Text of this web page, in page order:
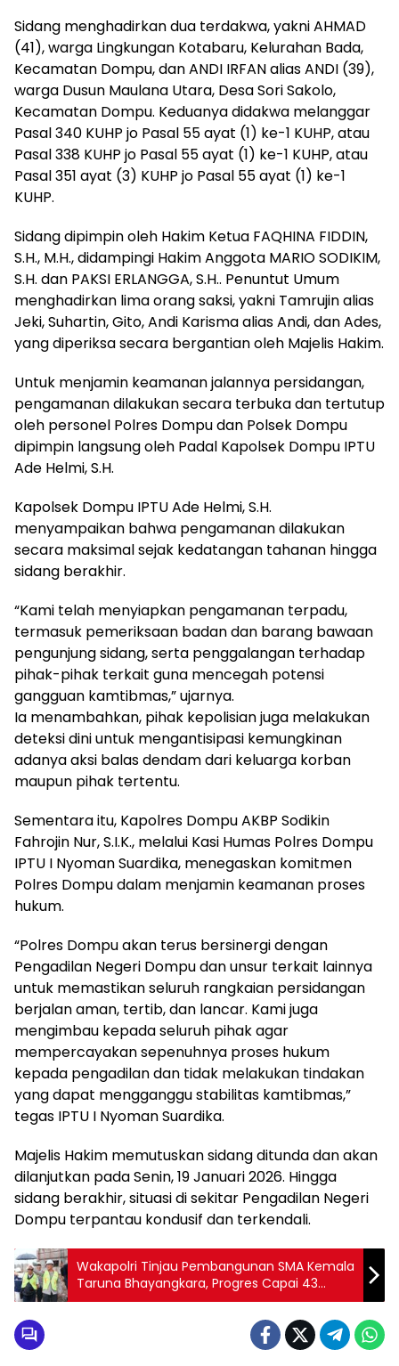
Sidang menghadirkan dua terdakwa, yakni AHMAD
(41), warga Lingkungan Kotabaru, Kelurahan Bada,
Kecamatan Dompu, dan ANDI IRFAN alias ANDI (39),
warga Dusun Maulana Utara, Desa Sori Sakolo,
Kecamatan Dompu. Keduanya didakwa melanggar
Pasal 340 KUHP jo Pasal 55 ayat (1) ke-1 KUHP, atau
Pasal 338 KUHP jo Pasal 55 ayat (1) ke-1 KUHP, atau
Pasal 351 ayat (3) KUHP jo Pasal 55 ayat (1) ke-1
KUHP.
Sidang dipimpin oleh Hakim Ketua FAQHINA FIDDIN,
S.H., M.H., didampingi Hakim Anggota MARIO SODIKIM,
S.H. dan PAKSI ERLANGGA, S.H.. Penuntut Umum
menghadirkan lima orang saksi, yakni Tamrujin alias
Jeki, Suhartin, Gito, Andi Karisma alias Andi, dan Ades,
yang diperiksa secara bergantian oleh Majelis Hakim.
Untuk menjamin keamanan jalannya persidangan,
pengamanan dilakukan secara terbuka dan tertutup
oleh personel Polres Dompu dan Polsek Dompu
dipimpin langsung oleh Padal Kapolsek Dompu IPTU
Ade Helmi, S.H.
Kapolsek Dompu IPTU Ade Helmi, S.H.
menyampaikan bahwa pengamanan dilakukan
secara maksimal sejak kedatangan tahanan hingga
sidang berakhir.
“Kami telah menyiapkan pengamanan terpadu,
termasuk pemeriksaan badan dan barang bawaan
pengunjung sidang, serta penggalangan terhadap
pihak-pihak terkait guna mencegah potensi
gangguan kamtibmas,” ujarnya.
Ia menambahkan, pihak kepolisian juga melakukan
deteksi dini untuk mengantisipasi kemungkinan
adanya aksi balas dendam dari keluarga korban
maupun pihak tertentu.
Sementara itu, Kapolres Dompu AKBP Sodikin
Fahrojin Nur, S.I.K., melalui Kasi Humas Polres Dompu
IPTU I Nyoman Suardika, menegaskan komitmen
Polres Dompu dalam menjamin keamanan proses
hukum.
“Polres Dompu akan terus bersinergi dengan
Pengadilan Negeri Dompu dan unsur terkait lainnya
untuk memastikan seluruh rangkaian persidangan
berjalan aman, tertib, dan lancar. Kami juga
mengimbau kepada seluruh pihak agar
mempercayakan sepenuhnya proses hukum
kepada pengadilan dan tidak melakukan tindakan
yang dapat mengganggu stabilitas kamtibmas,”
tegas IPTU I Nyoman Suardika.
Majelis Hakim memutuskan sidang ditunda dan akan
dilanjutkan pada Senin, 19 Januari 2026. Hingga
sidang berakhir, situasi di sekitar Pengadilan Negeri
Dompu terpantau kondusif dan terkendali.
Wakapolri Tinjau Pembangunan SMA Kemala
Taruna Bhayangkara, Progres Capai 43
Persen